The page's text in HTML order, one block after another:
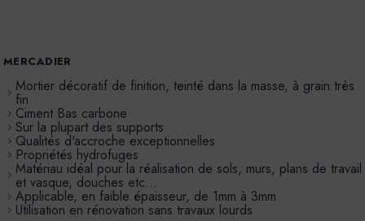
MERCADIER
Mortier décoratif de finition, teinté dans la masse, à grain très
fin
Ciment Bas carbone
Sur la plupart des supports
Qualités d'accroche exceptionnelles
Propriétés hydrofuges
Matériau idéal pour la réalisation de sols, murs, plans de travail
et vasque, douches etc…
Applicable, en faible épaisseur, de 1mm à 3mm
Utilisation en rénovation sans travaux lourds